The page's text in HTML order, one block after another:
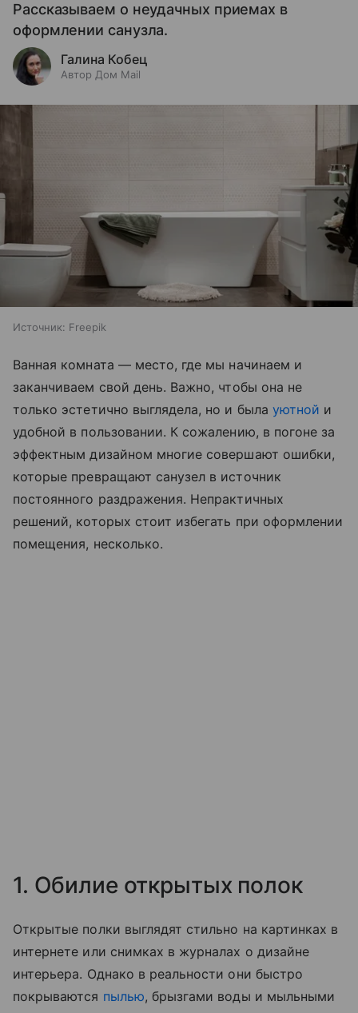
Рассказываем о неудачных приемах в
оформлении санузла.
Галина Кобец
Автор Дом Mail
Источник: Freepik
Ванная комната — место, где мы начинаем и
заканчиваем свой день. Важно, чтобы она не
только эстетично выглядела, но и была уютной и
удобной в пользовании. К сожалению, в погоне за
эффектным дизайном многие совершают ошибки,
которые превращают санузел в источник
постоянного раздражения. Непрактичных
решений, которых стоит избегать при оформлении
помещения, несколько.
1. Обилие открытых полок
Открытые полки выглядят стильно на картинках в
интернете или снимках в журналах о дизайне
интерьера. Однако в реальности они быстро
покрываются пылью, брызгами воды и мыльными